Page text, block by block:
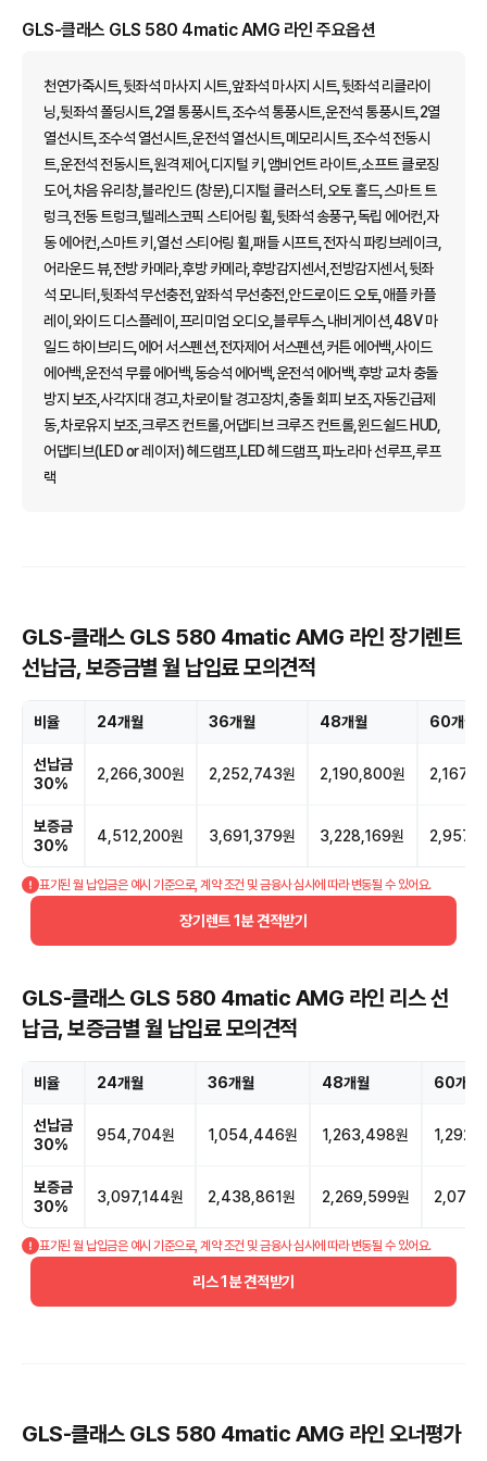
GLS-클래스 GLS 580 4matic AMG 라인 주요옵션
천연가죽시트,뒷좌석 마사지 시트,앞좌석 마사지 시트,뒷좌석 리클라이
닝,뒷좌석 폴딩시트,2열 통풍시트,조수석 통풍시트,운전석 통풍시트,2열
열선시트,조수석 열선시트,운전석 열선시트,메모리시트,조수석 전동시
트,운전석 전동시트,원격 제어,디지털 키,앰비언트 라이트,소프트 클로징
도어,차음 유리창,블라인드 (창문),디지털 클러스터,오토 홀드,스마트 트
렁크,전동 트렁크,텔레스코픽 스티어링 휠,뒷좌석 송풍구,독립 에어컨,자
동 에어컨,스마트 키,열선 스티어링 휠,패들 시프트,전자식 파킹브레이크,
어라운드 뷰,전방 카메라,후방 카메라,후방감지센서,전방감지센서,뒷좌
석 모니터,뒷좌석 무선충전,앞좌석 무선충전,안드로이드 오토,애플 카플
레이,와이드 디스플레이,프리미엄 오디오,블루투스,내비게이션,48V 마
일드 하이브리드,에어 서스펜션,전자제어 서스펜션,커튼 에어백,사이드
에어백,운전석 무릎 에어백,동승석 에어백,운전석 에어백,후방 교차 충돌
방지 보조,사각지대 경고,차로이탈 경고장치,충돌 회피 보조,자동긴급제
동,차로유지 보조,크루즈 컨트롤,어댑티브 크루즈 컨트롤,윈드쉴드 HUD,
어댑티브(LED or 레이저) 헤드램프,LED 헤드램프,파노라마 선루프,루프
랙
GLS-클래스 GLS 580 4matic AMG 라인 장기렌트
선납금, 보증금별 월 납입료 모의견적
비율 24개월 36개월 48개월 60개월
선납금
30%
2,266,300원 2,252,743원 2,190,800원
보증금
30%
4,512,200원 3,691,379원 3,228,169원
표기된 월 납입금은 예시 기준으로, 계약 조건 및 금융사 심사에 따라 변동될 수 있어요.
장기렌트 1분 견적받기
GLS-클래스 GLS 580 4matic AMG 라인 리스 선
납금, 보증금별 월 납입료 모의견적
비율 24개월 36개월 48개월 60개월
선납금
30%
954,704원 1,054,446원 1,263,498원
보증금
30%
3,097,144원 2,438,861원 2,269,599원
표기된 월 납입금은 예시 기준으로, 계약 조건 및 금융사 심사에 따라 변동될 수 있어요.
리스 1분 견적받기
GLS-클래스 GLS 580 4matic AMG 라인 오너평가